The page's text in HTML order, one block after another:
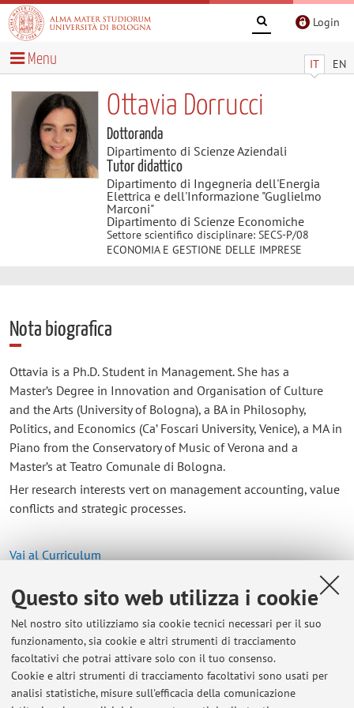
Questo sito web utilizza i cookie
Nel nostro sito utilizziamo sia cookie tecnici necessari per il suo
funzionamento, sia cookie e altri strumenti di tracciamento
facoltativi che potrai attivare solo con il tuo consenso.
Cookie e altri strumenti di tracciamento facoltativi sono usati per
analisi statistiche, misure sull'efficacia della comunicazione
Login
IT EN
Menu
Ottavia Dorrucci
Dottoranda
Dipartimento di Scienze Aziendali
Tutor didattico
Dipartimento di Ingegneria dell'Energia
Elettrica e dell'Informazione "Guglielmo
Marconi"
Dipartimento di Scienze Economiche
Settore scientifico disciplinare: SECS-P/08
ECONOMIA E GESTIONE DELLE IMPRESE
Nota biografica
Ottavia is a Ph.D. Student in Management. She has a
Master’s Degree in Innovation and Organisation of Culture
and the Arts (University of Bologna), a BA in Philosophy,
Politics, and Economics (Ca’ Foscari University, Venice), a MA in
Piano from the Conservatory of Music of Verona and a
Master’s at Teatro Comunale di Bologna.
Her research interests vert on management accounting, value
conflicts and strategic processes.
Vai al Curriculum
Contatti
E-mail: ottavia.dorrucci2@unibo.it
Dipartimento di Scienze Aziendali